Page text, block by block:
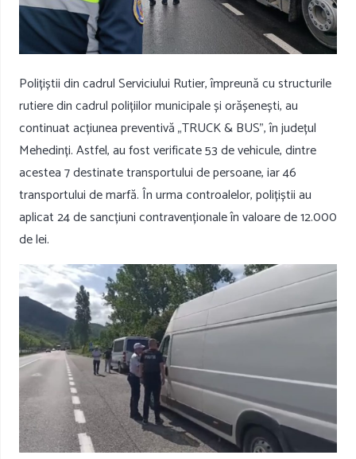
Polițiștii din cadrul Serviciului Rutier, împreună cu structurile
rutiere din cadrul polițiilor municipale și orășenești, au
continuat acțiunea preventivă „TRUCK & BUS”, în județul
Mehedinți. Astfel, au fost verificate 53 de vehicule, dintre
acestea 7 destinate transportului de persoane, iar 46
transportului de marfă. În urma controalelor, polițiștii au
aplicat 24 de sancțiuni contravenționale în valoare de 12.000
de lei.